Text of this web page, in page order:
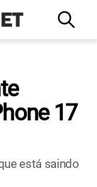
17
está saindo